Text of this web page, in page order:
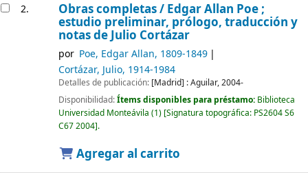
2. Obras completas / Edgar Allan Poe ;
estudio preliminar, prólogo, traducción y
notas de Julio Cortázar
por Poe, Edgar Allan, 1809-1849
Cortázar, Julio, 1914-1984
Detalles de publicación: [Madrid] :Aguilar,2004-
Disponibilidad:Ítems disponibles para préstamo: Biblioteca
Universidad Monteávila (1) Signatura topográfica: PS2604 S6
C67 2004 .
Agregar al carrito